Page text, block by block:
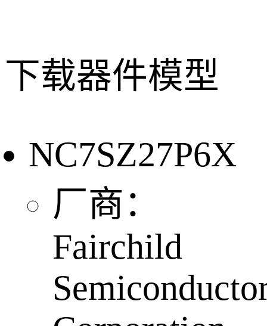
下载器件模型
NC7SZ27P6X
厂商：
Fairchild